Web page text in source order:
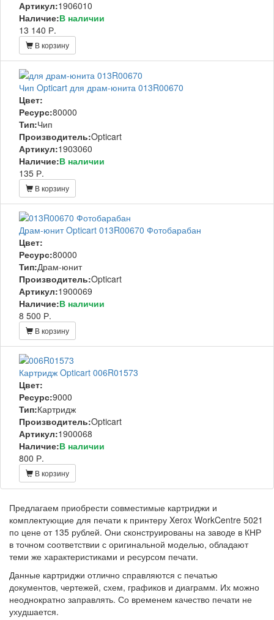
Артикул:1906010
Наличие:В наличии
13 140 Р.
В корзину
Чип Opticart для драм-юнита 013R00670
Цвет:
Ресурс:80000
Тип:Чип
Производитель:Opticart
Артикул:1903060
Наличие:В наличии
135 Р.
В корзину
Драм-юнит Opticart 013R00670 Фотобарабан
Цвет:
Ресурс:80000
Тип:Драм-юнит
Производитель:Opticart
Артикул:1900069
Наличие:В наличии
8 500 Р.
В корзину
Картридж Opticart 006R01573
Цвет:
Ресурс:9000
Тип:Картридж
Производитель:Opticart
Артикул:1900068
Наличие:В наличии
800 Р.
В корзину
Предлагаем приобрести совместимые картриджи и
комплектующие для печати к принтеру Xerox WorkCentre 5021
по цене от 135 рублей. Они сконструированы на заводе в КНР
в точном соответствии с оригинальной моделью, обладают
теми же характеристиками и ресурсом печати.
Данные картриджи отлично справляются с печатью
документов, чертежей, схем, графиков и диаграмм. Их можно
неоднократно заправлять. Со временем качество печати не
ухудшается.